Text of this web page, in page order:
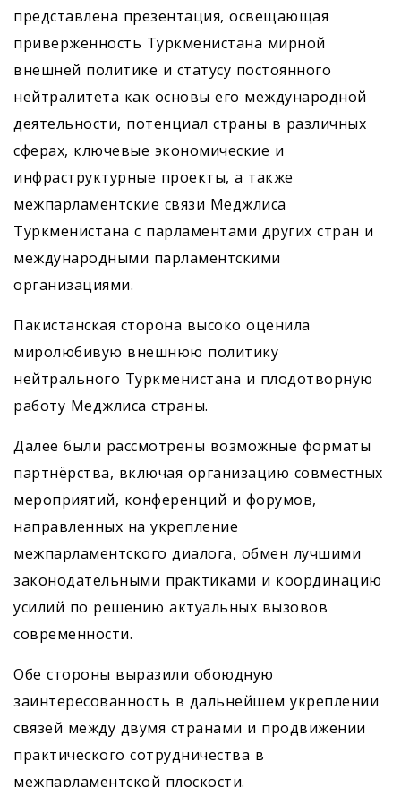
представлена презентация, освещающая
приверженность Туркменистана мирной
внешней политике и статусу постоянного
нейтралитета как основы его международной
деятельности, потенциал страны в различных
сферах, ключевые экономические и
инфраструктурные проекты, а также
межпарламентские связи Меджлиса
Туркменистана с парламентами других стран и
международными парламентскими
организациями.
Пакистанская сторона высоко оценила
миролюбивую внешнюю политику
нейтрального Туркменистана и плодотворную
работу Меджлиса страны.
Далее были рассмотрены возможные форматы
партнёрства, включая организацию совместных
мероприятий, конференций и форумов,
направленных на укрепление
межпарламентского диалога, обмен лучшими
законодательными практиками и координацию
усилий по решению актуальных вызовов
современности.
Обе стороны выразили обоюдную
заинтересованность в дальнейшем укреплении
связей между двумя странами и продвижении
практического сотрудничества в
межпарламентской плоскости.